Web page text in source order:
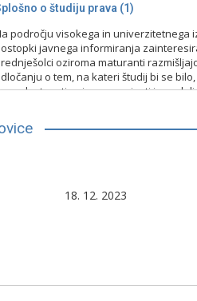
2. 2024 Nerazvrščeno
o študiju prava (1)
področju visokega in univerzitetnega
javnega informiranja
oziroma maturanti
o tem, na kateri študij bi se
lastnosti, primerno vpisati in
2. 2024
18. 12. 2023
sposoben, da vzpostavi učinkovit